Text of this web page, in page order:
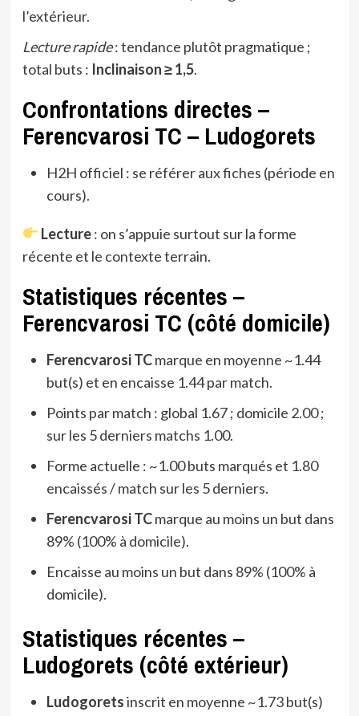
l’extérieur.
Lecture rapide: tendance plutôt pragmatique ;
total buts : Inclinaison ≥ 1,5.
Confrontations directes –
Ferencvarosi TC – Ludogorets
H2H officiel : se référer aux fiches (période en
cours).
Lecture: on s’appuie surtout sur la forme
récente et le contexte terrain.
Statistiques récentes –
Ferencvarosi TC (côté domicile)
Ferencvarosi TCmarque en moyenne ~1.44
but(s) et en encaisse 1.44 par match.
Points par match : global 1.67 ; domicile 2.00 ;
sur les 5 derniers matchs 1.00.
Forme actuelle : ~1.00 buts marqués et 1.80
encaissés / match sur les 5 derniers.
Ferencvarosi TCmarque au moins un but dans
89% (100% à domicile).
Encaisse au moins un but dans 89% (100% à
domicile).
Statistiques récentes –
Ludogorets (côté extérieur)
Ludogoretsinscrit en moyenne ~1.73 but(s)